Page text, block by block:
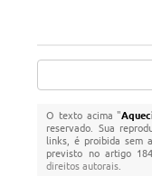
O texto acima "
reservado. Sua
links, é proibida sem
previsto no artigo
direitos autorais